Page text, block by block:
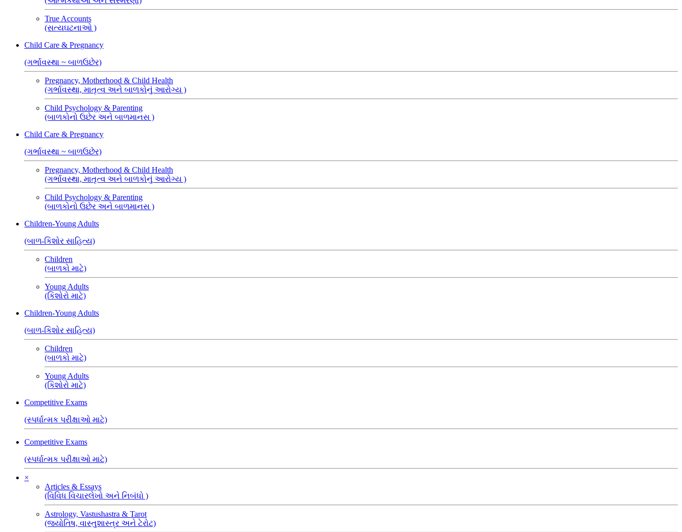
True Accounts
(સત્યઘટનાઓ )
Child Care & Pregnancy
(ગર્ભાવસ્થા ~ બાળઉછેર)
Pregnancy, Motherhood & Child Health
(ગર્ભાવસ્થા, માતૃત્વ અને બાળકોનું આરોગ્ય )
Child Psychology & Parenting
(બાળકોનો ઉછેર અને બાળમાનસ )
Child Care & Pregnancy
(ગર્ભાવસ્થા ~ બાળઉછેર)
Pregnancy, Motherhood & Child Health
(ગર્ભાવસ્થા, માતૃત્વ અને બાળકોનું આરોગ્ય )
Child Psychology & Parenting
(બાળકોનો ઉછેર અને બાળમાનસ )
Children-Young Adults
(બાળ-કિશોર સાહિત્ય)
Children
(બાળકો માટે)
Young Adults
(કિશોરો માટે)
Children-Young Adults
(બાળ-કિશોર સાહિત્ય)
Children
(બાળકો માટે)
Young Adults
(કિશોરો માટે)
Competitive Exams
(સ્પર્ધાત્મક પરીક્ષાઓ માટે)
Competitive Exams
(સ્પર્ધાત્મક પરીક્ષાઓ માટે)
×
Articles & Essays
(વિવિધ વિચારલેખો અને નિબંધો )
Astrology, Vastushastra & Tarot
(જ્યોતિષ, વાસ્તુશાસ્ત્ર અને ટેરોટ)